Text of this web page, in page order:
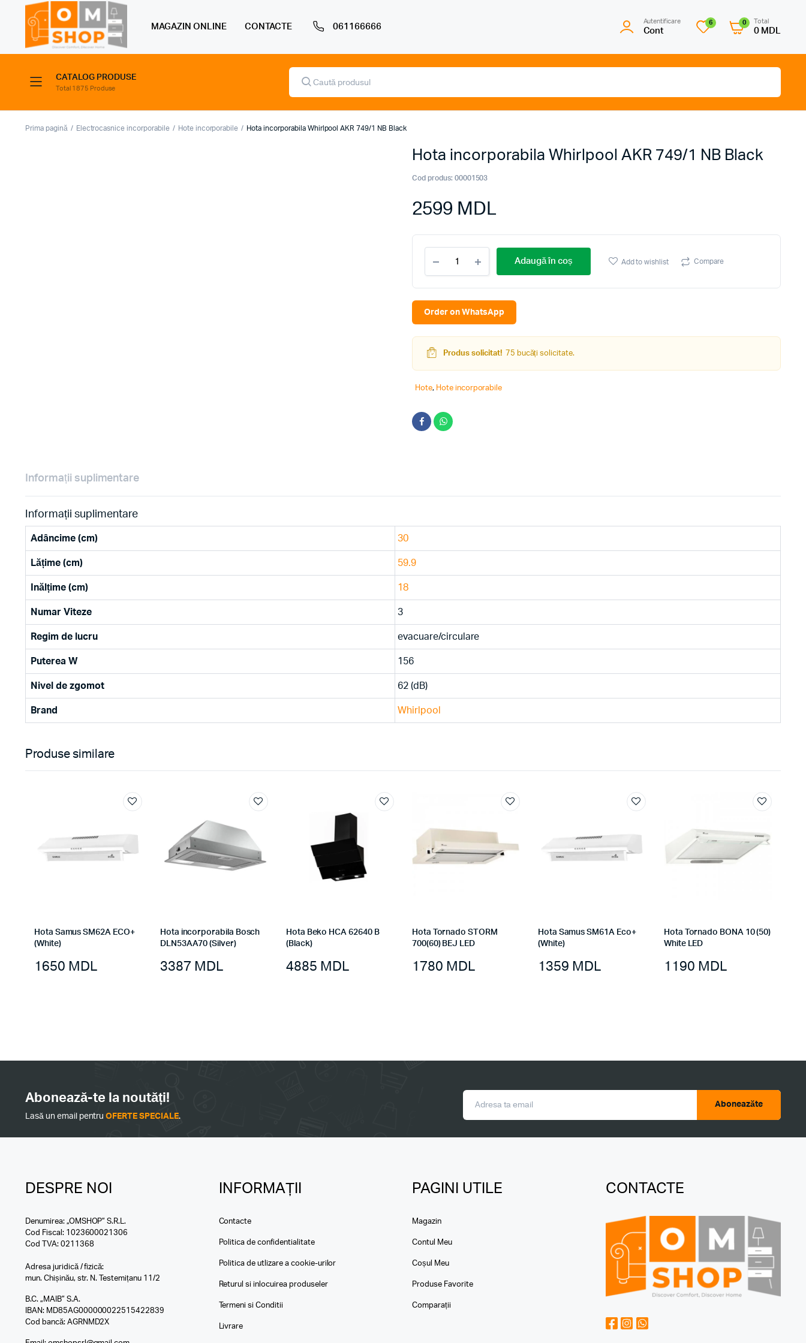
MAGAZIN ONLINE CONTACTE 061166666
Autentificare
Cont
6 0 Total
0 MDL
CATALOG PRODUSE
Total 1875 Produse
Products
search
Prima pagină Electrocasnice incorporabile Hote incorporabile Hota incorporabila Whirlpool AKR 749/1 NB Black
Hota incorporabila Whirlpool AKR 749/1 NB Black
Cod produs: 00001503
2599 MDL
incorporabila
Whirlpool
AKR
NB
Adaugă în coș Add to wishlist Compare
Order on WhatsApp
Produs solicitat! 75 bucăți solicitate.
Hote, Hote incorporabile
Informații suplimentare
Informații suplimentare
Adâncime (cm) 30
Lățime (cm) 59.9
Inălțime (cm) 18
Numar Viteze 3
Regim de lucru evacuare/circulare
Puterea W 156
Nivel de zgomot 62 (dB)
Brand Whirlpool
Produse similare
Hota Samus SM62A ECO+
(White)
1650 MDL
Hota incorporabila Bosch
DLN53AA70 (Silver)
3387 MDL
Hota Beko HCA 62640 B
(Black)
4885 MDL
Hota Tornado STORM
700(60) BEJ LED
1780 MDL
Hota Samus SM61A Eco+
(White)
1359 MDL
Hota Tornado BONA 10 (50)
White LED
1190 MDL
Abonează-te la noutăți!
Lasă un email pentruOFERTE SPECIALE.
Aboneazăte
DESPRE NOI
Denumirea: „OMSHOP” S.R.L.
Cod Fiscal: 1023600021306
Cod TVA: 0211368
Adresa juridică / fizică:
mun. Chișinău, str. N. Testemițanu 11/2
B.C. „MAIB” S.A.
IBAN: MD85AG000000022515422839
Cod bancă: AGRNMD2X
INFORMAȚII
Contacte
Politica de confidentialitate
Politica de utlizare a cookie-urilor
Returul si inlocuirea produseler
Termeni si Conditii
Livrare
PAGINI UTILE
Magazin
Contul Meu
Coșul Meu
Produse Favorite
Comparații
CONTACTE